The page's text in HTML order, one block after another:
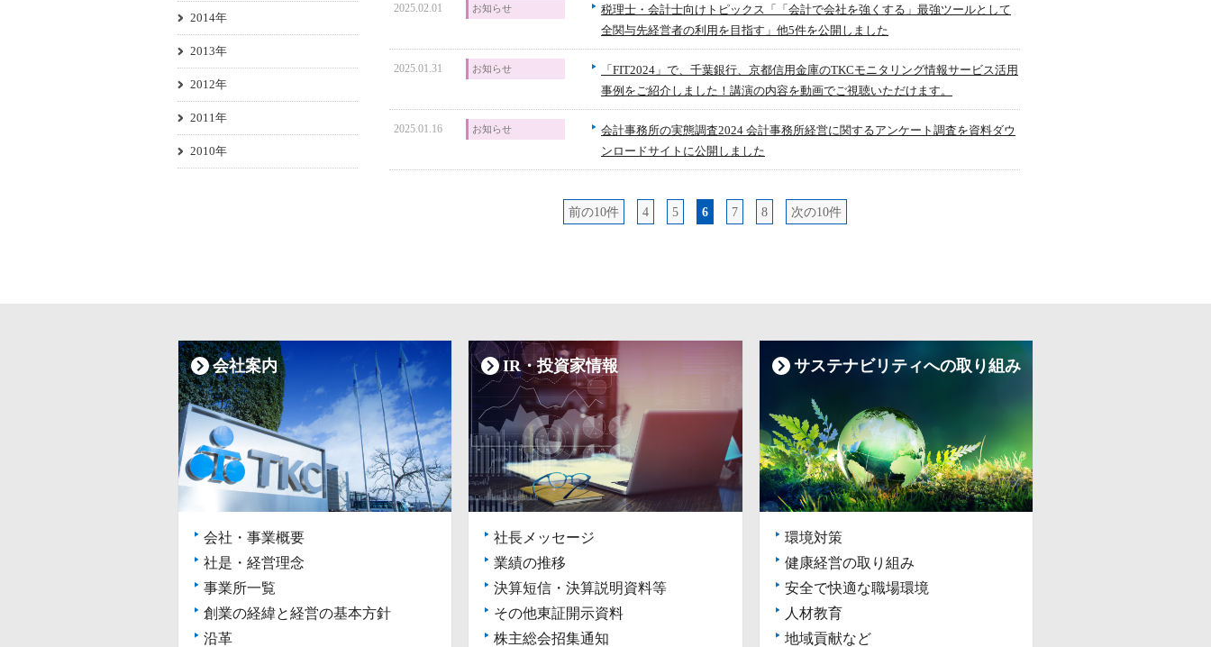
2025.02.01 お知らせ
税理士・会計士向けトピックス「「会計で会社を強くする」最強ツールとして
全関与先経営者の利用を目指す」他5件を公開しました
2025.01.31 お知らせ
「FIT2024」で、千葉銀行、京都信用金庫のTKCモニタリング情報サービス活用
事例をご紹介しました！講演の内容を動画でご視聴いただけます。
2025.01.16 お知らせ
会計事務所の実態調査2024 会計事務所経営に関するアンケート調査を資料ダウ
ンロードサイトに公開しました
前の10件 4 5 6 7 8 次の10件
2014年
2013年
2012年
2011年
2010年
会社案内
会社・事業概要
社是・経営理念
事業所一覧
創業の経緯と経営の基本方針
沿革
IR・投資家情報
社長メッセージ
業績の推移
決算短信・決算説明資料等
その他東証開示資料
株主総会招集通知
サステナビリティへの取り組み
環境対策
健康経営の取り組み
安全で快適な職場環境
人材教育
地域貢献など